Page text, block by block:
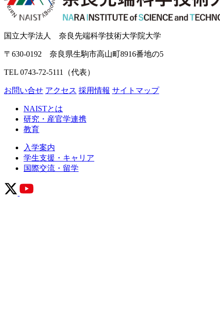
国立大学法人 奈良先端科学技術大学院大学
〒630-0192 奈良県生駒市高山町8916番地の5
TEL 0743-72-5111（代表）
お問い合せ アクセス 採用情報 サイトマップ
NAISTとは
研究・産官学連携
教育
入学案内
学生支援・キャリア
国際交流・留学